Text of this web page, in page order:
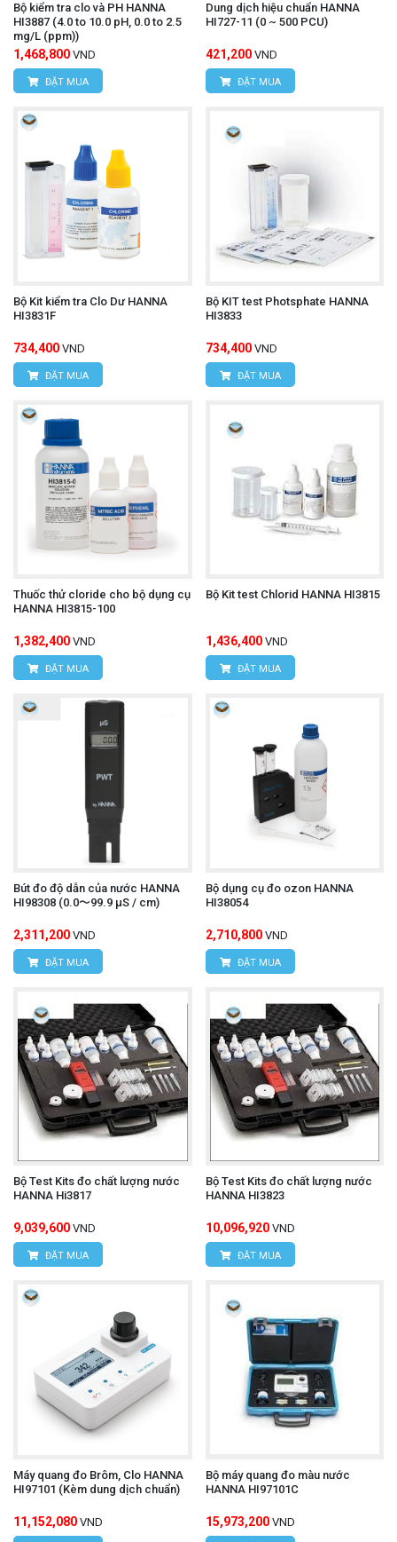
Bộ kiểm tra clo và PH HANNA
HI3887 (4.0 to 10.0 pH, 0.0 to 2.5
mg/L (ppm))
1,468,800 VND
ĐẶT MUA
Dung dịch hiệu chuẩn HANNA
HI727-11 (0 ~ 500 PCU)
421,200 VND
ĐẶT MUA
Bộ Kit kiểm tra Clo Dư HANNA
HI3831F
734,400 VND
ĐẶT MUA
Bộ KIT test Photsphate HANNA
HI3833
734,400 VND
ĐẶT MUA
Thuốc thử cloride cho bộ dụng cụ
HANNA HI3815-100
1,382,400 VND
ĐẶT MUA
Bộ Kit test Chlorid HANNA HI3815
1,436,400 VND
ĐẶT MUA
Bút đo độ dẫn của nước HANNA
HI98308 (0.0〜99.9 µS / cm)
2,311,200 VND
ĐẶT MUA
Bộ dụng cụ đo ozon HANNA
HI38054
2,710,800 VND
ĐẶT MUA
Bộ Test Kits đo chất lượng nước
HANNA Hi3817
9,039,600 VND
ĐẶT MUA
Bộ Test Kits đo chất lượng nước
HANNA HI3823
10,096,920 VND
ĐẶT MUA
Máy quang đo Brôm, Clo HANNA
HI97101 (Kèm dung dịch chuẩn)
11,152,080 VND
Bộ máy quang đo màu nước
HANNA HI97101C
15,973,200 VND